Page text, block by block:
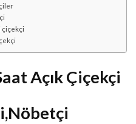
çiçekçi
Açık Çiçekçi